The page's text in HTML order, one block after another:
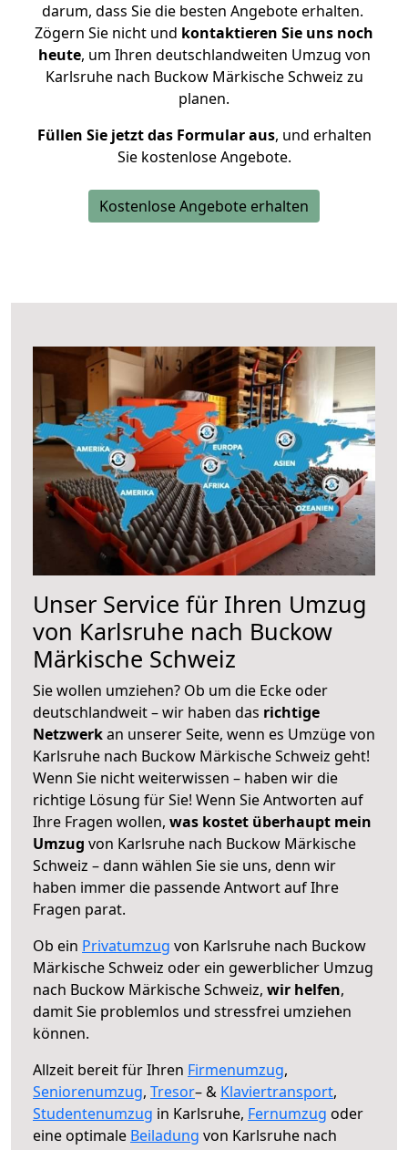
darum, dass Sie die besten Angebote erhalten.
Zögern Sie nicht und kontaktieren Sie uns noch
heute, um Ihren deutschlandweiten Umzug von
Karlsruhe nach Buckow Märkische Schweiz zu
planen.
Füllen Sie jetzt das Formular aus, und erhalten
Sie kostenlose Angebote.
Kostenlose Angebote erhalten
Unser Service für Ihren Umzug
von Karlsruhe nach Buckow
Märkische Schweiz
Sie wollen umziehen? Ob um die Ecke oder
deutschlandweit – wir haben das richtige
Netzwerkan unserer Seite, wenn es Umzüge von
Karlsruhe nach Buckow Märkische Schweiz geht!
Wenn Sie nicht weiterwissen – haben wir die
richtige Lösung für Sie! Wenn Sie Antworten auf
Ihre Fragen wollen, was kostet überhaupt mein
Umzug von Karlsruhe nach Buckow Märkische
Schweiz – dann wählen Sie sie uns, denn wir
haben immer die passende Antwort auf Ihre
Fragen parat.
Ob ein Privatumzug von Karlsruhe nach Buckow
Märkische Schweiz oder ein gewerblicher Umzug
nach Buckow Märkische Schweiz, wir helfen,
damit Sie problemlos und stressfrei umziehen
können.
Allzeit bereit für Ihren Firmenumzug,
Seniorenumzug, Tresor– & Klaviertransport,
Studentenumzug in Karlsruhe, Fernumzug oder
eine optimale Beiladung von Karlsruhe nach